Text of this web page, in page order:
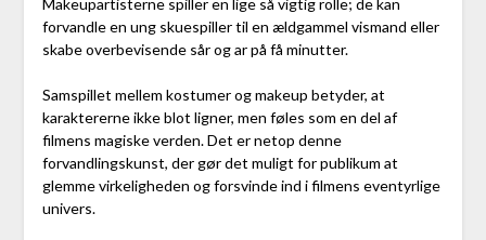
Makeupartisterne spiller en lige så vigtig rolle; de kan
forvandle en ung skuespiller til en ældgammel vismand eller
skabe overbevisende sår og ar på få minutter.
Samspillet mellem kostumer og makeup betyder, at
karaktererne ikke blot ligner, men føles som en del af
filmens magiske verden. Det er netop denne
forvandlingskunst, der gør det muligt for publikum at
glemme virkeligheden og forsvinde ind i filmens eventyrlige
univers.